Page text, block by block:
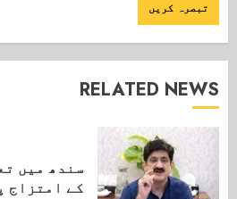
RELATED NEWS
سندھ میں
کے امتزاج